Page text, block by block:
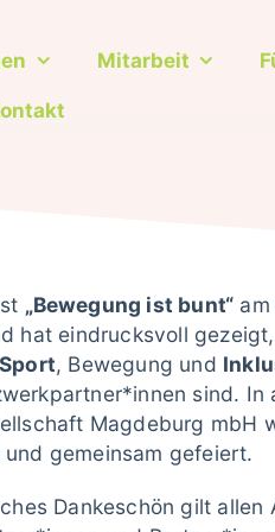
Mitarbeit
Mitarbeit
„Bewegung ist bunt“
hat eindrucksvoll
Sport, Bewegung und
sind. In
Magdeburg mbH
gemeinsam gefeiert.
Dankeschön gilt allen